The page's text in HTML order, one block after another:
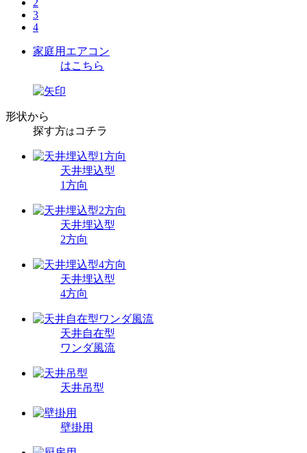
2
3
4
家庭用エアコン
はこちら
形状から
探す方は コチラ
天井埋込型
1方向
天井埋込型
2方向
天井埋込型
4方向
天井自在型
ワンダ風流
天井吊型
壁掛用